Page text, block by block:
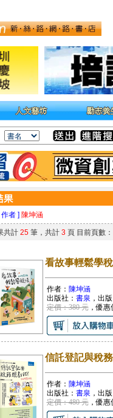
作者 ] 陳坤涵
共計 25筆，共計 3 頁 目前頁數
看故事輕鬆學
作者： 陳坤涵
出版社： 書泉 ，出
定價：380 元，優惠
信託登記與稅
作者： 陳坤涵
出版社： 書泉 ，出
定價：480 元，優惠